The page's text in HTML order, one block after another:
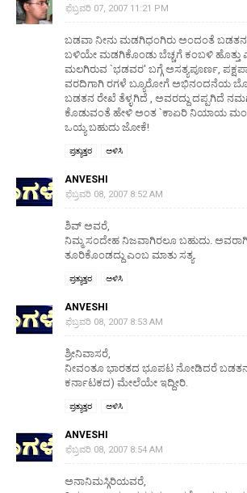
ಫೆಬ್ರವರಿ 07, 2007 11:21 PM
ಬಡವಾ ನೀನು ಮಡಗಿಧಂಗಿರು ಅಂದಂತೆ ಬಡತನ
ಬಳಿಯೇ ಮಡಗಿಕೊಂಡು ಬೆಚ್ಚಗೆ ಕಂಬಳಿ
ಮಲಗಿರುವ `ಭಡವರ' ಬಗ್ಗೆ ಅಸತ್ಯಪೂರ್ಣ,
ವರದಿಗಾಗಿ ರಗಳೆ ಬ್ಯೂರೋಗೆ ಅಭಿನಂದನೆಯ
ಬಡತನ ರೇಖೆ ತೆಳ್ಳಗಿದೆ , ಅವರದ್ದು ದಪ್ಪಗಿದೆ ನಮಗೆ
ಕೊಡುವಂತೆ ಹೇಳಿ ಅಂತ `ಕಾಏರಿ ನಿಯಾಯ
ಒಯ್ಯ ಬಹುದು ಜೋಕೆ!
ಪ್ರತ್ಯುತ್ತರ ಅಳಿಸಿ
ANVESHI
ಫೆಬ್ರವರಿ 08, 2007 8:52 AM
ಶಿವ್ ಅವರೆ,
ನಿಮ್ಮ ಸಂದೇಹ ನಿಜವಾಗಿರಲೂ ಬಹುದು.
ತೂರಿಕೊಂಡದ್ದು ಎಂಬ ಮಾತು ಸತ್ಯ.
ಪ್ರತ್ಯುತ್ತರ ಅಳಿಸಿ
ANVESHI
ಫೆಬ್ರವರಿ 08, 2007 8:53 AM
ಶ್ರೀನಿವಾಸರೆ,
ನೀವಂತೂ ಭಾರತದ ಭೂಪಟ ನೋಡಿದರೆ ಬಡತನ
ಕರ್ನಾಟಕದ) ಮೇಲೆಯೇ ಇದ್ದೀರಿ.
ಪ್ರತ್ಯುತ್ತರ ಅಳಿಸಿ
ANVESHI
ಫೆಬ್ರವರಿ 08, 2007 8:54 AM
ಅನಾನಿಮಸ್ಗಿರಿಯವರೆ,